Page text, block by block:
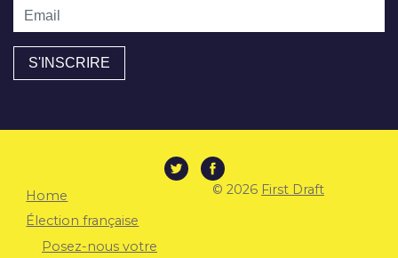
Email
Home
Élection française
Posez-nous votre
© 2026 First Draft